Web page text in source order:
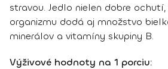
stravou. Jedlo nielen dobre
organizmu dodá aj množstvo
minerálov a vitamíny skupiny B.
Výživové hodnoty na 1 porciu: